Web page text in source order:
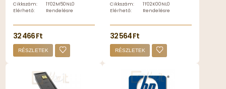
Cikkszám:
1T02M50NL0
Elérhető:
Rendelésre
32 466 Ft
RÉSZLETEK
Cikkszám:
1T02K00NL0
Elérhető:
Rendelésre
32 564 Ft
RÉSZLETEK